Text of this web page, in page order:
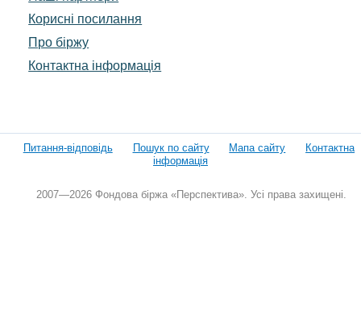
Корисні посилання
Про біржу
Контактна інформація
Питання-відповідь Пошук по сайту Мапа сайту
Контактна
інформація
2007—2026 Фондова біржа «Перспектива». Усі права захищені.